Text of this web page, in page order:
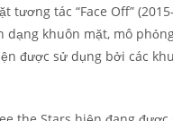
tương tác “Face Off”
dạng khuôn mặt, mô
được sử dụng bởi các